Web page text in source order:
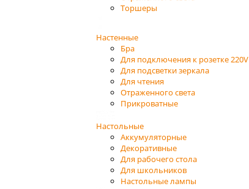
Торшеры
Настенные
Бра
Для подключения к розетке 220V
Для подсветки зеркала
Для чтения
Отраженного света
Прикроватные
Настольные
Аккумуляторные
Декоративные
Для рабочего стола
Для школьников
Настольные лампы